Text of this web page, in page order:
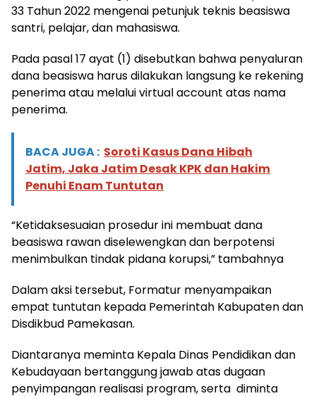
33 Tahun 2022 mengenai petunjuk teknis beasiswa
santri, pelajar, dan mahasiswa.
Pada pasal 17 ayat (1) disebutkan bahwa penyaluran
dana beasiswa harus dilakukan langsung ke rekening
penerima atau melalui virtual account atas nama
penerima.
BACA JUGA : Soroti Kasus Dana Hibah
Jatim, Jaka Jatim Desak KPK dan Hakim
Penuhi Enam Tuntutan
“Ketidaksesuaian prosedur ini membuat dana
beasiswa rawan diselewengkan dan berpotensi
menimbulkan tindak pidana korupsi,” tambahnya
Dalam aksi tersebut, Formatur menyampaikan
empat tuntutan kepada Pemerintah Kabupaten dan
Disdikbud Pamekasan.
Diantaranya meminta Kepala Dinas Pendidikan dan
Kebudayaan bertanggung jawab atas dugaan
penyimpangan realisasi program, serta diminta